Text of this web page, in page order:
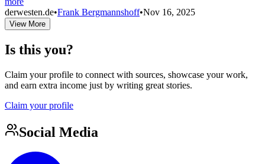
derwesten.de•Frank Bergmannshoff•Nov 16, 2025
View More
Is this you?
Claim your profile to connect with sources, showcase your work,
and earn extra income just by writing great stories.
Claim your profile
Social Media